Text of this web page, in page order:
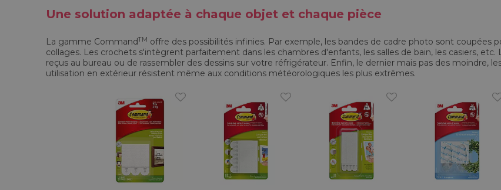
Une solution adaptée à chaque objet et chaque pièce
La gamme CommandTM offre des possibilités infinies. Par exemple, les bandes de cadre photo sont coupées
collages. Les crochets s'intègrent parfaitement dans les chambres d'enfants, les salles de bain, les casiers,
reçus au bureau ou de rassembler des dessins sur votre réfrigérateur. Enfin, le dernier mais pas des moindre,
utilisation en extérieur résistent même aux conditions météorologiques les plus extrêmes.